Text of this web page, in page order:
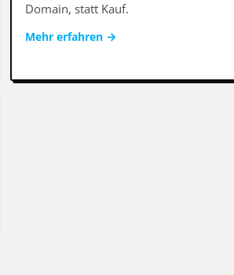
Domain, statt Kauf.
Mehr erfahren →